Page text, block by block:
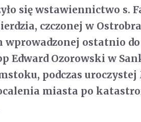
się wstawiennictwo s.
czczonej w
wprowadzonej ostatnio
Edward Ozorowski w
podczas uroczystej
miasta po